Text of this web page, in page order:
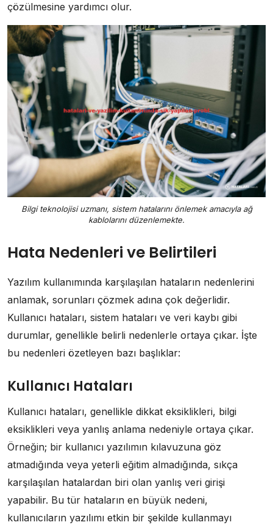
çözülmesine yardımcı olur.
Bilgi teknolojisi uzmanı, sistem hatalarını önlemek amacıyla ağ
kablolarını düzenlemekte.
Hata Nedenleri ve Belirtileri
Yazılım kullanımında karşılaşılan hataların nedenlerini
anlamak, sorunları çözmek adına çok değerlidir.
Kullanıcı hataları, sistem hataları ve veri kaybı gibi
durumlar, genellikle belirli nedenlerle ortaya çıkar. İşte
bu nedenleri özetleyen bazı başlıklar:
Kullanıcı Hataları
Kullanıcı hataları, genellikle dikkat eksiklikleri, bilgi
eksiklikleri veya yanlış anlama nedeniyle ortaya çıkar.
Örneğin; bir kullanıcı yazılımın kılavuzuna göz
atmadığında veya yeterli eğitim almadığında, sıkça
karşılaşılan hatalardan biri olan yanlış veri girişi
yapabilir. Bu tür hataların en büyük nedeni,
kullanıcıların yazılımı etkin bir şekilde kullanmayı